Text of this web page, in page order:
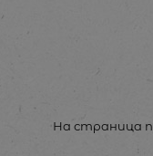
На страница